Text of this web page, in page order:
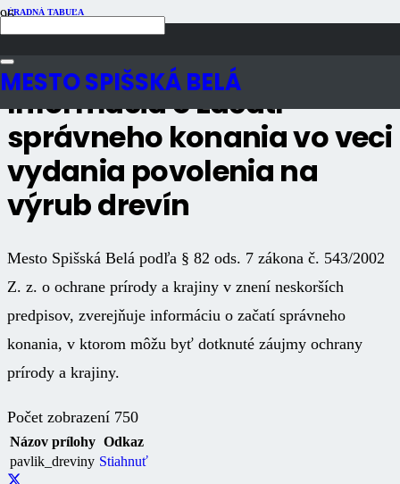
MESTO SPIŠSKÁ BELÁ
ÚRADNÁ TABUĽA
Informácia o začatí
správneho konania vo veci
vydania povolenia na
výrub drevín
Mesto Spišská Belá podľa § 82 ods. 7 zákona č. 543/2002
Z. z. o ochrane prírody a krajiny v znení neskorších
predpisov, zverejňuje informáciu o začatí správneho
konania, v ktorom môžu byť dotknuté záujmy ochrany
prírody a krajiny.
Počet zobrazení 750
Názov prílohy Odkaz
pavlik_dreviny Stiahnuť